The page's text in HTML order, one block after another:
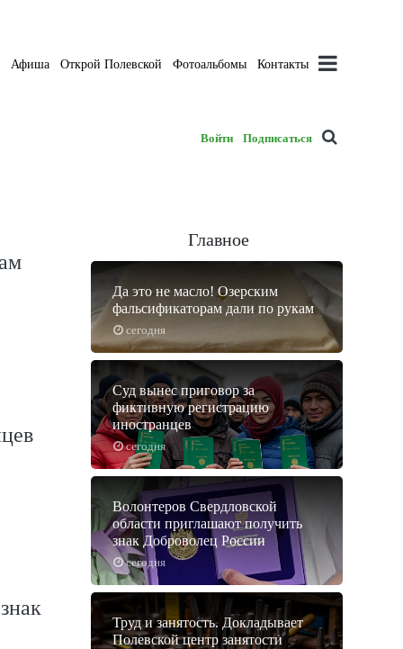
Афиша Открой Полевской Фотоальбомы Контакты
Войти Подписаться
Главное
сегодня
Да это не масло! Озерским
фальсификаторам дали по рукам
сегодня
Суд вынес приговор за
фиктивную регистрацию
иностранцев
сегодня
Волонтеров Свердловской
области приглашают получить
знак Доброволец России
Труд и занятость. Докладывает
Полевской центр занятости